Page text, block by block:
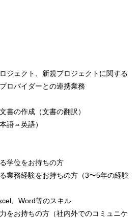
ジェクト、新規プロジェクトに関する
ロバイダーとの連携業務
書の作成（文書の翻訳）
語⇔英語）
学位をお持ちの方
業務経験をお持ちの方（3〜5年の経験
、Word等のスキル
をお持ちの方（社内外でのコミュニケ